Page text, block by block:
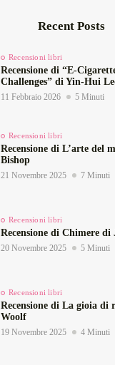
Recent Posts
Recensioni libri
Recensione di
Challenges” di Yin‑Hui
11 Febbraio 2026 5 Minuti
Recensioni libri
Recensione di L’arte del
Bishop
21 Novembre 2025 7 Minuti
Recensioni libri
Recensione di Chimere di
20 Novembre 2025 5 Minuti
Recensioni libri
Recensione di La gioia di
Woolf
19 Novembre 2025 4 Minuti